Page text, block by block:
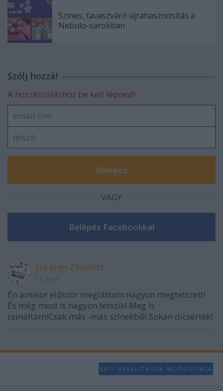
Színes, tavaszváró újrahasznosítás a
Nebulo-sarokban
Szólj hozzá!
A hozzászóláshoz be kell lépned!
VAGY
Surányi Zsanett
Én amikor először megláttam nagyon megtetszett!
És még most is nagyon tetszik! Meg is
csináltam!Csak más -más színekből.Sokan dicsérték!
SÜTI BEÁLLÍTÁSOK MÓDOSÍTÁSA